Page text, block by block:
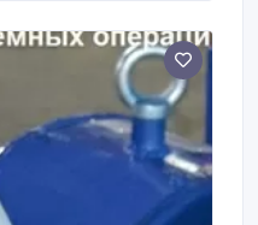
АСПО
отложений в колонне